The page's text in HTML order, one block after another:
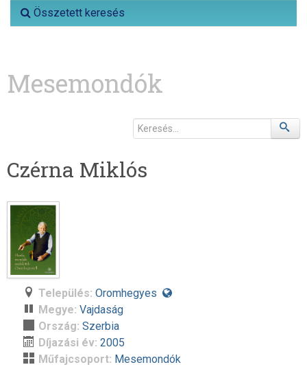
Összetett keresés
Mesemondók
Czérna Miklós
Település: Oromhegyes
Megye: Vajdaság
Ország: Szerbia
Díjazási év: 2005
Műfajcsoport: Mesemondók